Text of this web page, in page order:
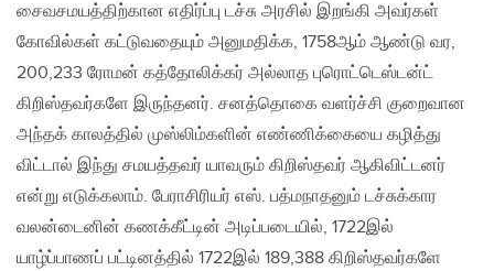
சைவசமயத்திற்கான எதிர்ப்பு டச்சு அரசில் இறங்கி அவர்கள்
கோவில்கள் கட்டுவதையும் அனுமதிக்க, 1758ஆம் ஆண்டு வர,
200,233 ரோமன் கத்தோலிக்கர் அல்லாத புரொட்டெஸ்டன்ட்
கிறிஸ்தவர்களே இருந்தனர். சனத்தொகை வளர்ச்சி குறைவான
அந்தக் காலத்தில் முஸ்லிம்களின் எண்ணிக்கையை கழித்து
விட்டால் இந்து சமயத்தவர் யாவரும் கிறிஸ்தவர் ஆகிவிட்டனர்
என்று எடுக்கலாம். பேராசிரியர் எஸ். பத்மநாதனும் டச்சுக்கார
வலன்டைனின் கணக்கீட்டின் அடிப்படையில், 1722இல்
யாழ்ப்பாணப் பட்டினத்தில் 1722இல் 189,388 கிறிஸ்தவர்களே